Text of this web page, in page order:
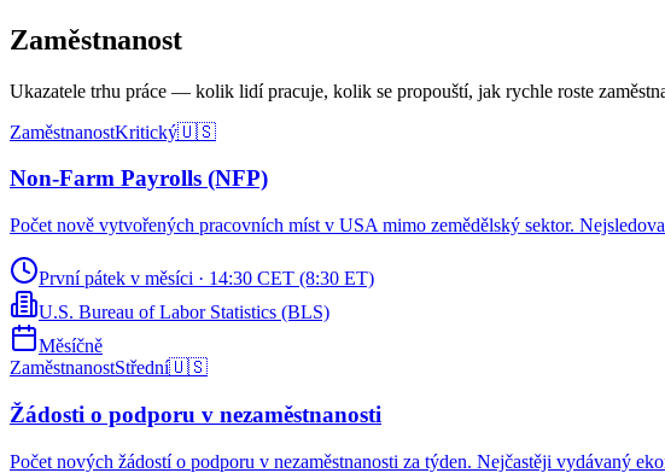
Zaměstnanost
Ukazatele trhu práce — kolik lidí pracuje, kolik se propouští, jak rychle roste
ZaměstnanostKritický🇺🇸
Non-Farm Payrolls (NFP)
Počet nově vytvořených pracovních míst v USA mimo zemědělský sektor.
První pátek v měsíci · 14:30 CET (8:30 ET)
U.S. Bureau of Labor Statistics (BLS)
Měsíčně
ZaměstnanostStřední🇺🇸
Žádosti o podporu v nezaměstnanosti
Počet nových žádostí o podporu v nezaměstnanosti za týden. Nejčastěji vydávaný